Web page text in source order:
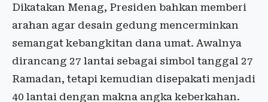
Dikatakan Menag, Presiden bahkan memberi
arahan agar desain gedung mencerminkan
semangat kebangkitan dana umat. Awalnya
dirancang 27 lantai sebagai simbol tanggal 27
Ramadan, tetapi kemudian disepakati menjadi
40 lantai dengan makna angka keberkahan.